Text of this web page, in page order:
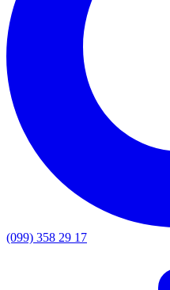
(099) 358 29 17